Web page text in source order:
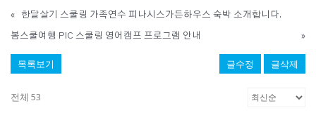
« 한달살기 스쿨링 가족연수 피나시스가든하우스 숙박 소개합니다.
봄스쿨여행 PIC 스쿨링 영어캠프 프로그램 안내 »
목록보기 글수정 글삭제
전체 53